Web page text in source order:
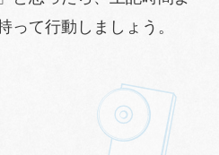
って行動しましょう。